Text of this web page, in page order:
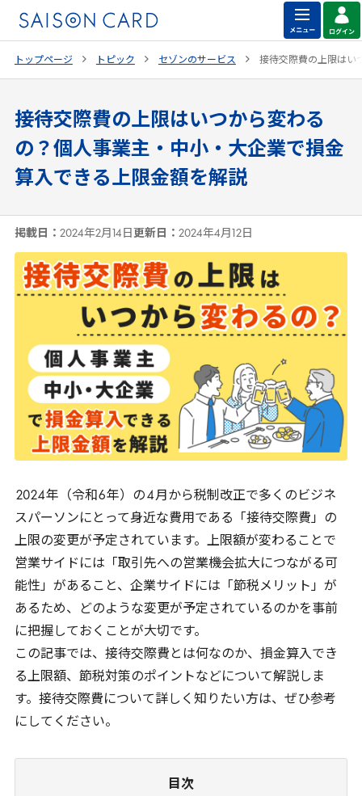
トップページ トピック セゾンのサービス 接待交際費の上限はい
接待交際費の上限はいつから変わる
の？個人事業主・中小・大企業で損金
算入できる上限金額を解説
掲載日： 2024年2月14日 更新日： 2024年4月12日
2024年（令和 6年）の4月から税制改正で多くのビジネ
スパーソンにとって身近な費用である「接待交際費」の
上限の変更が予定されています。上限額が変わることで
営業サイドには「取引先への営業機会拡大につながる可
能性」があること、企業サイドには「節税メリット」が
あるため、どのような変更が予定されているのかを事前
に把握しておくことが大切です。
この記事では、接待交際費とは何なのか、損金算入でき
る上限額、節税対策のポイントなどについて解説しま
す。接待交際費について詳しく知りたい方は、ぜひ参考
にしてください。
目次